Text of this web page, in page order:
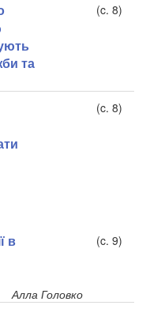
та
(c. 8)
(c. 8)
в
(c. 9)
Алла Головко